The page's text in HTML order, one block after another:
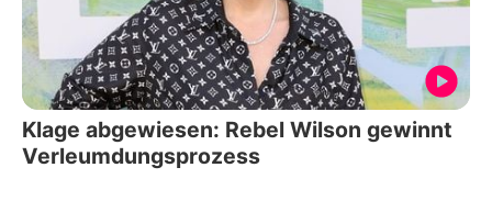
Klage abgewiesen: Rebel Wilson gewinnt
Verleumdungsprozess